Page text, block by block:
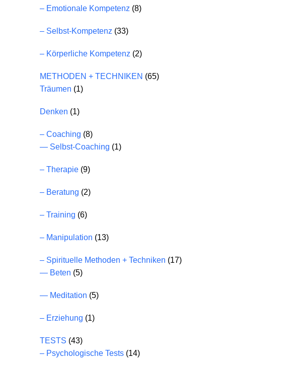
– Emotionale Kompetenz (8)
– Selbst-Kompetenz (33)
– Körperliche Kompetenz (2)
METHODEN + TECHNIKEN (65)
Träumen (1)
Denken (1)
– Coaching (8)
— Selbst-Coaching (1)
– Therapie (9)
– Beratung (2)
– Training (6)
– Manipulation (13)
– Spirituelle Methoden + Techniken (17)
— Beten (5)
— Meditation (5)
– Erziehung (1)
TESTS (43)
– Psychologische Tests (14)